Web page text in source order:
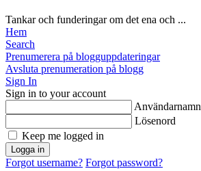
Tankar och funderingar om det ena och ...
Hem
Search
Prenumerera på blogguppdateringar
Avsluta prenumeration på blogg
Sign In
Sign in to your account
Användarnamn
Lösenord
Keep me logged in
Logga in
Forgot username? Forgot password?